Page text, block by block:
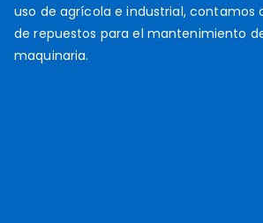
uso de agrícola e industrial, contamos
de repuestos para el mantenimiento
maquinaria.